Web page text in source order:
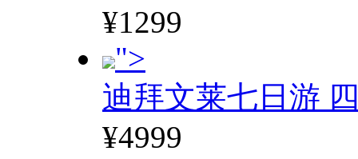
¥1299
">
迪拜文莱七日游
¥4999